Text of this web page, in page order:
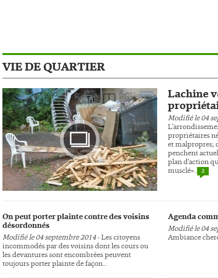
VIE DE QUARTIER
Lachine
Modifié le 04
propriétaires
et malpropres;
penchent
plan d'action
musclé».. 3
Photo
On peut porter plainte contre des voisins
désordonnés
Modifié le 04 septembre 2014- Les citoyens
incommodés par des voisins dont les cours ou
les devantures sont encombrées peuvent
toujours porter plainte de façon...
Agenda
Modifié le 04
Ambiance